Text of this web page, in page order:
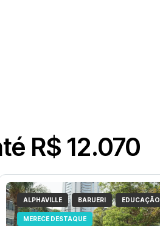
R$ 12.070
ALPHAVILLE BARUERI EDUCAÇÃO
MERECE DESTAQUE